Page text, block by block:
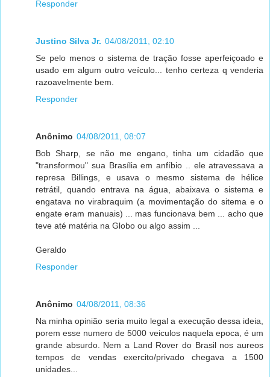
Responder
Justino Silva Jr. 04/08/2011, 02:10
Se pelo menos o sistema de tração fosse aperfeiçoado e
usado em algum outro veículo... tenho certeza q venderia
razoavelmente bem.
Responder
Anônimo 04/08/2011, 08:07
Bob Sharp, se não me engano, tinha um cidadão que
"transformou" sua Brasília em anfíbio .. ele atravessava a
represa Billings, e usava o mesmo sistema de hélice
retrátil, quando entrava na água, abaixava o sistema e
engatava no virabraquim (a movimentação do sitema e o
engate eram manuais) ... mas funcionava bem ... acho que
teve até matéria na Globo ou algo assim ...
Geraldo
Responder
Anônimo 04/08/2011, 08:36
Na minha opinião seria muito legal a execução dessa ideia,
porem esse numero de 5000 veiculos naquela epoca, é um
grande absurdo. Nem a Land Rover do Brasil nos aureos
tempos de vendas exercito/privado chegava a 1500
unidades...